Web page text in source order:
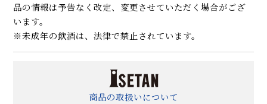
品の情報は予告なく改定、変更させていただく場合がござ
います。
※未成年の飲酒は、法律で禁止されています。
商品の取扱いについて